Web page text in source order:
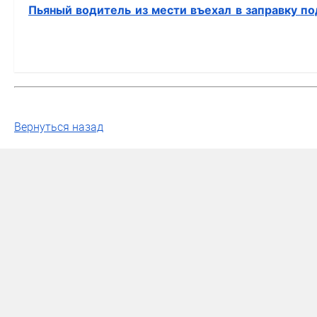
Пьяный водитель из мести въехал в заправку
Вернуться назад